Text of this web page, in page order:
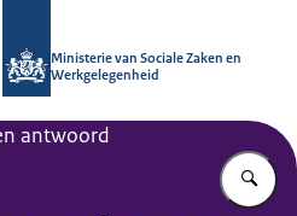
Ministerie van Sociale Zaken en
Werkgelegenheid
antwoord